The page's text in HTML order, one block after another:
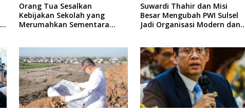
Orang Tua Sesalkan
Kebijakan Sekolah yang
Merumahkan Sementara
Suwardi Thahir dan Misi
Besar Mengubah PWI Sulsel
Jadi Organisasi Modern dan